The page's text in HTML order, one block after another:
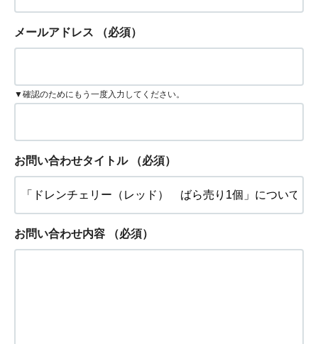
メールアドレス （必須）
▼確認のためにもう一度入力してください。
お問い合わせタイトル （必須）
お問い合わせ内容 （必須）